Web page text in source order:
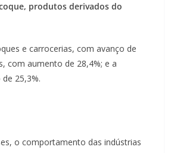
produtos derivados do
e carrocerias, com avanço de
com aumento de 28,4%; e a
25,3%.
o comportamento das indústrias